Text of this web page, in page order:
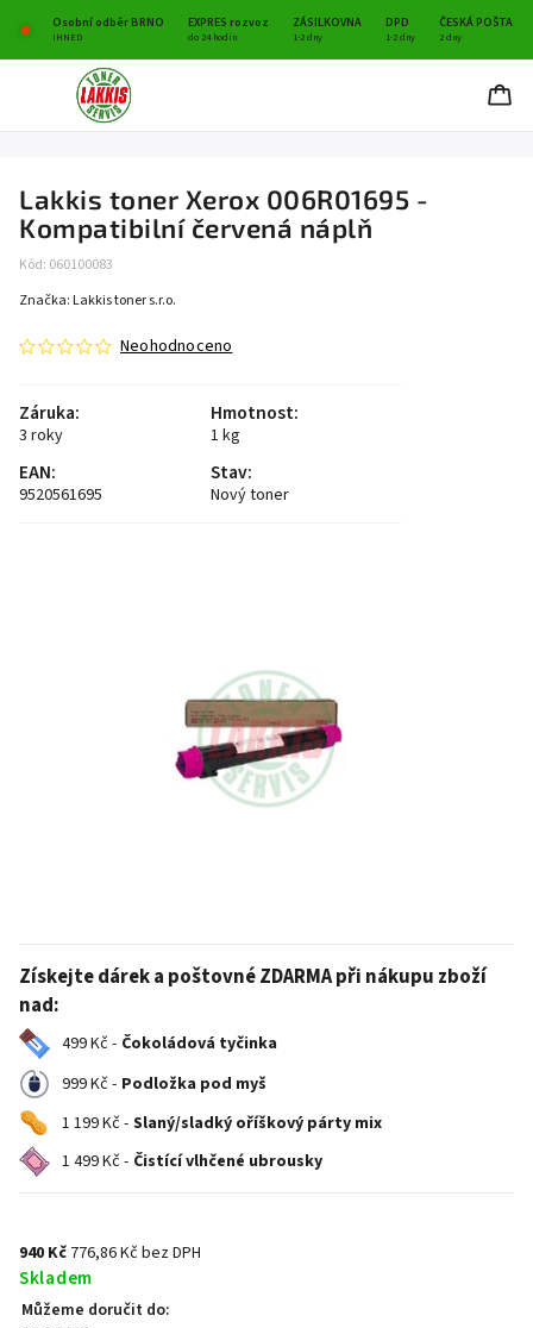
Osobní odběr BRNO EXPRES rozvoz ZÁSILKOVNA DPD ČESKÁ POŠTA
IHNED do 24 hodin 1-2 dny 1-2 dny 2 dny
Lakkis toner Xerox 006R01695 -
Kompatibilní červená náplň
Kód: 060100083
Neohodnoceno
Záruka:
3 roky
Hmotnost:
1 kg
EAN:
9520561695
Stav:
Nový toner
Značka: Lakkis toner s.r.o.
Získejte dárek a poštovné ZDARMA při nákupu zboží
nad:
499 Kč - Čokoládová tyčinka
999 Kč - Podložka pod myš
1 199 Kč - Slaný/sladký oříškový párty mix
1 499 Kč - Čistící vlhčené ubrousky
940 Kč 776,86 Kč bez DPH
Skladem
Můžeme doručit do: